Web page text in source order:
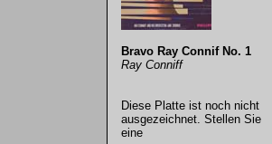
Bravo Ray Connif No. 1
Ray Conniff
Diese Platte ist noch nicht
ausgezeichnet. Stellen Sie
eine